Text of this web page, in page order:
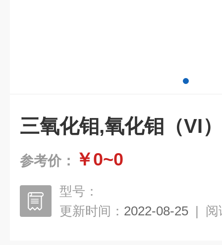
三氧化钼,氧化钼（VI）
参考价： ￥0~0
型号：
更新时间： 2022-08-25 | 阅